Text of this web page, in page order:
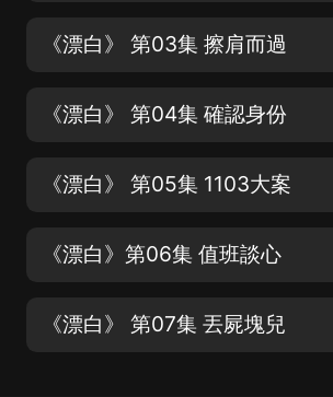
《漂白》 第03集 擦肩而過
《漂白》 第04集 確認身份
《漂白》 第05集 1103大案
《漂白》第06集 值班談心
《漂白》 第07集 丟屍塊兒